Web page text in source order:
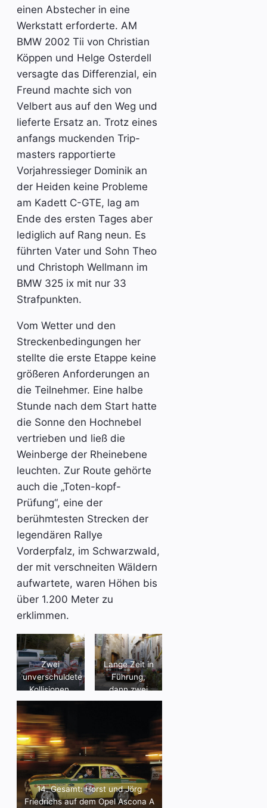
einen Abstecher in eine
Werkstatt erforderte. AM
BMW 2002 Tii von Christian
Köppen und Helge Osterdell
versagte das Differenzial, ein
Freund machte sich von
Velbert aus auf den Weg und
lieferte Ersatz an. Trotz eines
anfangs muckenden Trip-
masters rapportierte
Vorjahressieger Dominik an
der Heiden keine Probleme
am Kadett C-GTE, lag am
Ende des ersten Tages aber
lediglich auf Rang neun. Es
führten Vater und Sohn Theo
und Christoph Wellmann im
BMW 325 ix mit nur 33
Strafpunkten.
Vom Wetter und den
Streckenbedingungen her
stellte die erste Etappe keine
größeren Anforderungen an
die Teilnehmer. Eine halbe
Stunde nach dem Start hatte
die Sonne den Hochnebel
vertrieben und ließ die
Weinberge der Rheinebene
leuchten. Zur Route gehörte
auch die „Toten-kopf-
Prüfung“, eine der
berühmtesten Strecken der
legendären Rallye
Vorderpfalz, im Schwarzwald,
der mit verschneiten Wäldern
aufwartete, waren Höhen bis
über 1.200 Meter zu
erklimmen.
Zwei
unverschuldete
Kollisionen,
dennoch 17.
Gesamt:
Lancia Fulvia
1.3 von
Manuel
Roth/Tobias
Seig
Lange Zeit in
Führung,
dann zwei
Patzer: Theo
wurden mit
dem BMW
325 ix Dritte
Gesamt
14. Gesamt: Horst und Jörg
Friedrichs auf dem Opel Ascona A